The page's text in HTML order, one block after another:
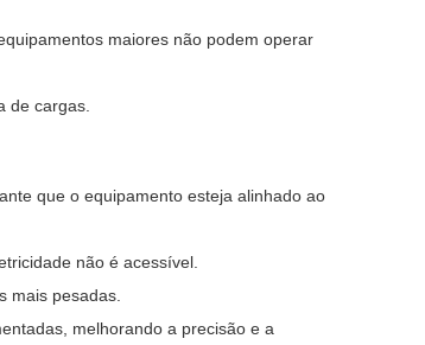
maiores não podem operar
de cargas.
que o equipamento esteja alinhado ao
não é acessível.
mais pesadas.
melhorando a precisão e a